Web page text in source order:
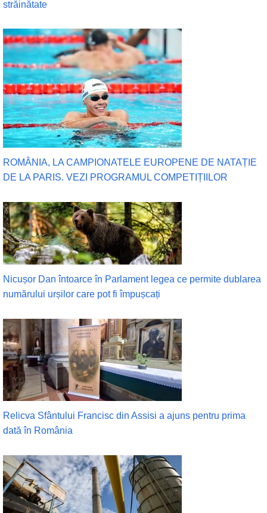
străinătate
ROMÂNIA, LA CAMPIONATELE EUROPENE DE NATAȚIE
DE LA PARIS. VEZI PROGRAMUL COMPETIȚIILOR
Nicușor Dan întoarce în Parlament legea ce permite dublarea
numărului urșilor care pot fi împușcați
Relicva Sfântului Francisc din Assisi a ajuns pentru prima
dată în România